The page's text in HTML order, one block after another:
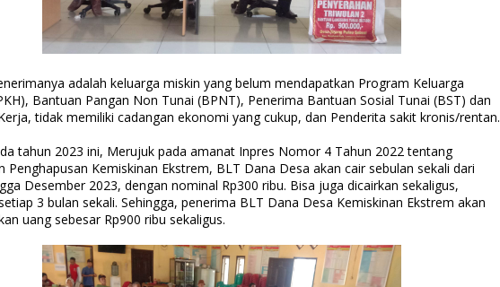
adalah keluarga miskin yang belum mendapatkan Program Keluarga
Bantuan Pangan Non Tunai (BPNT), Penerima Bantuan Sosial Tunai (BST) dan
tidak memiliki cadangan ekonomi yang cukup, dan Penderita sakit kronis/rentan.
tahun 2023 ini, Merujuk pada amanat Inpres Nomor 4 Tahun 2022 tentang
Penghapusan Kemiskinan Ekstrem, BLT Dana Desa akan cair sebulan sekali dari
Desember 2023, dengan nominal Rp300 ribu. Bisa juga dicairkan sekaligus,
3 bulan sekali. Sehingga, penerima BLT Dana Desa Kemiskinan Ekstrem akan
uang sebesar Rp900 ribu sekaligus.